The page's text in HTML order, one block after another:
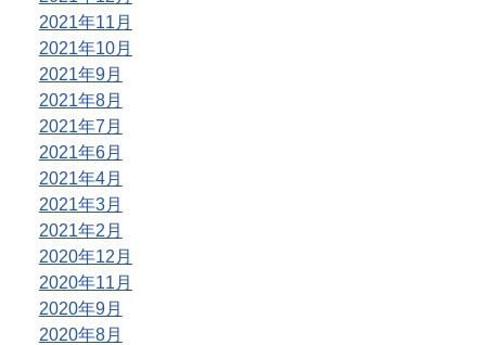
2021年11月
2021年10月
2021年9月
2021年8月
2021年7月
2021年6月
2021年4月
2021年3月
2021年2月
2020年12月
2020年11月
2020年9月
2020年8月